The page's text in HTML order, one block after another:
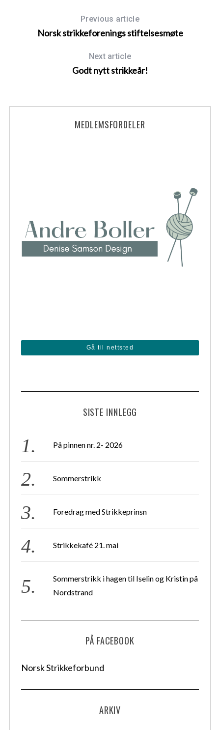
Previous article
Norsk strikkeforenings stiftelsesmøte
Next article
Godt nytt strikkeår!
MEDLEMSFORDELER
Gå til nettsted
SISTE INNLEGG
På pinnen nr. 2- 2026
Sommerstrikk
Foredrag med Strikkeprinsn
Strikkekafé 21. mai
Sommerstrikk i hagen til Iselin og Kristin på
Nordstrand
PÅ FACEBOOK
Norsk Strikkeforbund
ARKIV